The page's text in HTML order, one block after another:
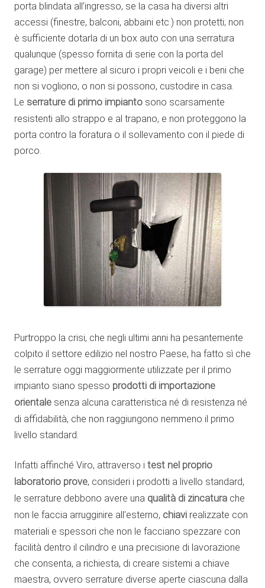
porta blindata all’ingresso, se la casa ha diversi altri
accessi (finestre, balconi, abbaini etc.) non protetti; non
è sufficiente dotarla di un box auto con una serratura
qualunque (spesso fornita di serie con la porta del
garage) per mettere al sicuro i propri veicoli e i beni che
non si vogliono, o non si possono, custodire in casa.
Le serrature di primo impianto sono scarsamente
resistenti allo strappo e al trapano, e non proteggono la
porta contro la foratura o il sollevamento con il piede di
porco.
Purtroppo la crisi, che negli ultimi anni ha pesantemente
colpito il settore edilizio nel nostro Paese, ha fatto sì che
le serrature oggi maggiormente utilizzate per il primo
impianto siano spesso prodotti di importazione
orientale senza alcuna caratteristica né di resistenza né
di affidabilità, che non raggiungono nemmeno il primo
livello standard.
Infatti affinché Viro, attraverso i test nel proprio
laboratorio prove, consideri i prodotti a livello standard,
le serrature debbono avere una qualità di zincatura che
non le faccia arrugginire all’esterno, chiavi realizzate con
materiali e spessori che non le facciano spezzare con
facilità dentro il cilindro e una precisione di lavorazione
che consenta, a richiesta, di creare sistemi a chiave
maestra, ovvero serrature diverse aperte ciascuna dalla